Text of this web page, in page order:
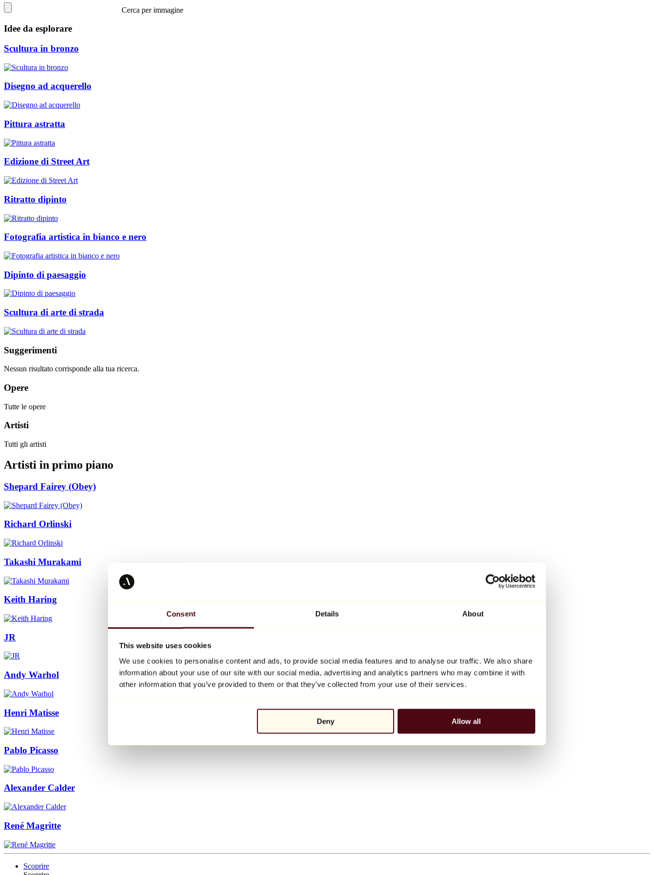
Consent Details About
This website uses cookies
We use cookies to personalise content and ads, to provide social media features and to analyse our traffic. We also share
information about your use of our site with our social media, advertising and analytics partners who may combine it with
other information that you’ve provided to them or that they’ve collected from your use of their services.
Deny Allow all
Cerca per immagine
Idee da esplorare
Scultura in bronzo
Disegno ad acquerello
Pittura astratta
Edizione di Street Art
Ritratto dipinto
Fotografia artistica in bianco e nero
Dipinto di paesaggio
Scultura di arte di strada
Suggerimenti
Nessun risultato corrisponde alla tua ricerca.
Opere
Tutte le opere
Artisti
Tutti gli artisti
Artisti in primo piano
Shepard Fairey (Obey)
Richard Orlinski
Takashi Murakami
Keith Haring
JR
Andy Warhol
Henri Matisse
Pablo Picasso
Alexander Calder
René Magritte
Scoprire